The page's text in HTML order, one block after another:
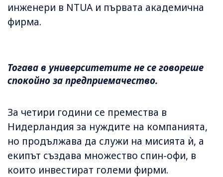
инженери в NTUA и първата академична
фирма.
Тогава в университетите не се говореше
спокойно за предприемачество.
За четири години се премества в
Нидерландия за нуждите на компанията,
но продължава да служи на мисията ѝ, а
екипът създава множество спин-офи, в
които инвестират големи фирми.